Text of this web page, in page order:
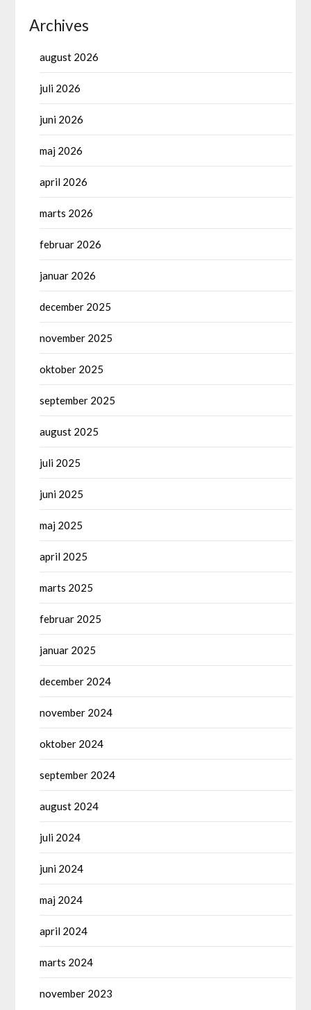
Archives
august 2026
juli 2026
juni 2026
maj 2026
april 2026
marts 2026
februar 2026
januar 2026
december 2025
november 2025
oktober 2025
september 2025
august 2025
juli 2025
juni 2025
maj 2025
april 2025
marts 2025
februar 2025
januar 2025
december 2024
november 2024
oktober 2024
september 2024
august 2024
juli 2024
juni 2024
maj 2024
april 2024
marts 2024
november 2023